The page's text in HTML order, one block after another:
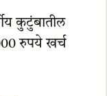
कुटुंबातील
रुपये खर्च